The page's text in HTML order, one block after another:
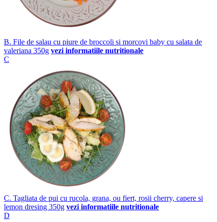
B. File de salau cu piure de broccoli si morcovi baby cu salata de
valeriana 350g vezi informatiile nutritionale
C
C. Tagliata de pui cu rucola, grana, ou fiert, rosii cherry, capere si
lemon dresing 350g vezi informatiile nutritionale
D